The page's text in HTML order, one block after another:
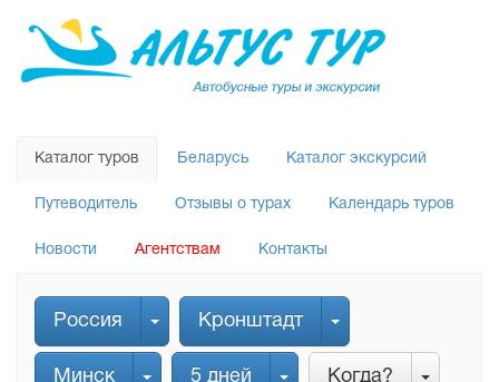
Каталог туров Беларусь Каталог экскурсий
Путеводитель Отзывы о турах Календарь туров
Новости Агентствам Контакты
Россия Кронштадт
Минск 5 дней Когда?